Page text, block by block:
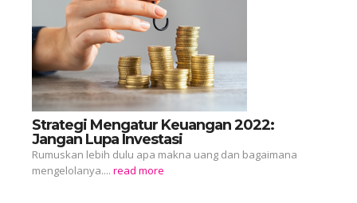
Strategi Mengatur Keuangan 2022:
Jangan Lupa Investasi
Rumuskan lebih dulu apa makna uang dan bagaimana
mengelolanya.... read more